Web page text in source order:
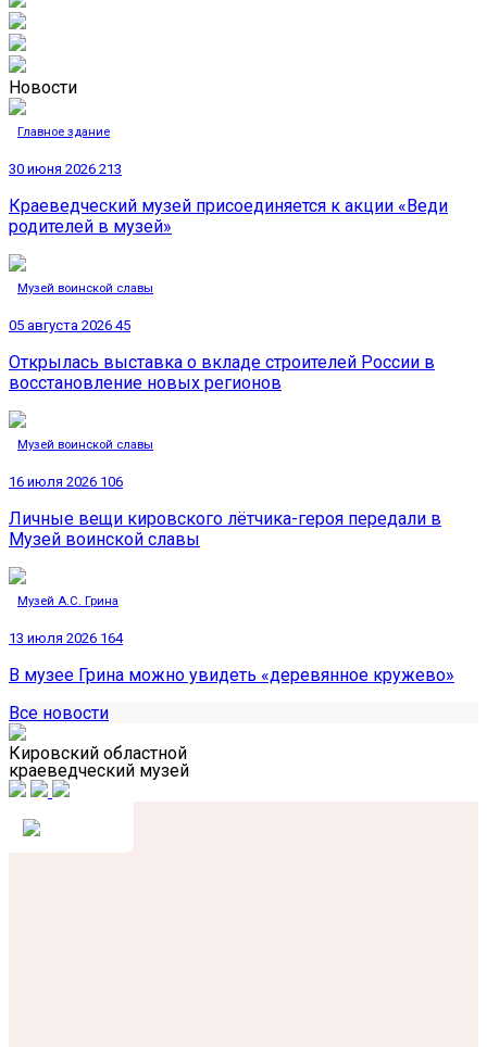
Новости
Главное здание
30 июня 2026 213
Краеведческий музей присоединяется к акции «Веди
родителей в музей»
Музей воинской славы
05 августа 2026 45
Открылась выставка о вкладе строителей России в
восстановление новых регионов
Музей воинской славы
16 июля 2026 106
Личные вещи кировского лётчика-героя передали в
Музей воинской славы
Музей А.С. Грина
13 июля 2026 164
В музее Грина можно увидеть «деревянное кружево»
Все новости
Кировский областной
краеведческий музей